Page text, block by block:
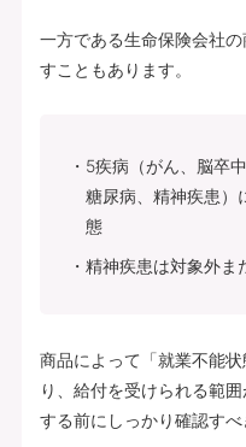
一方である生命保険会社
すこともあります。
5疾病（がん、脳卒
糖尿病、精神疾患）
態
精神疾患は対象外ま
商品によって「就業不能
り、給付を受けられる範
する前にしっかり確認すべ